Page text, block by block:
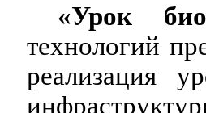
«Урок
технологий
реализация